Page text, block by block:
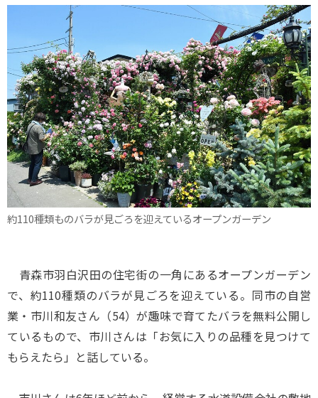
約110種類ものバラが見ごろを迎えているオープンガーデン
青森市羽白沢田の住宅街の一角にあるオープンガーデン
で、約110種類のバラが見ごろを迎えている。同市の自営
業・市川和友さん（54）が趣味で育てたバラを無料公開し
ているもので、市川さんは「お気に入りの品種を見つけて
もらえたら」と話している。